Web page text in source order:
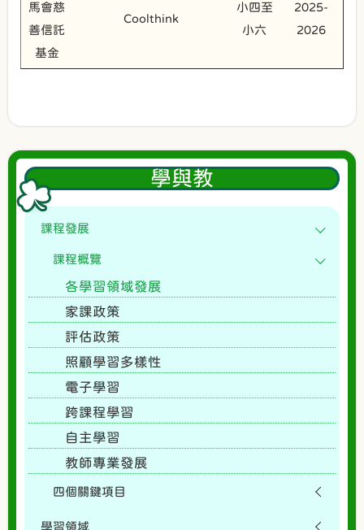
馬會慈
善信託
基金
Coolthink
小四至
小六
2025-
2026
學與教
課程發展
課程概覽
各學習領域發展
家課政策
評估政策
照顧學習多樣性
電子學習
跨課程學習
自主學習
教師專業發展
四個關鍵項目
學習領域